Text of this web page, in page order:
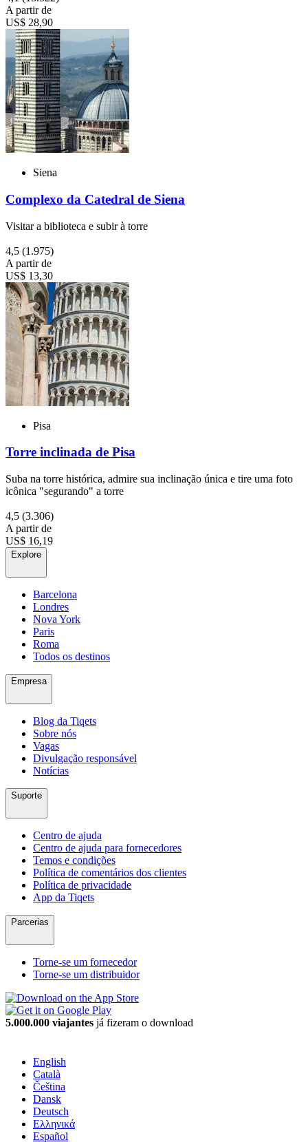
A partir de
US$ 28,90
Siena
Complexo da Catedral de Siena
Visitar a biblioteca e subir à torre
4,5 (1.975)
A partir de
US$ 13,30
Pisa
Torre inclinada de Pisa
Suba na torre histórica, admire sua inclinação única e tire uma foto
icônica "segurando" a torre
4,5 (3.306)
A partir de
US$ 16,19
Explore
Barcelona
Londres
Nova York
Paris
Roma
Todos os destinos
Empresa
Blog da Tiqets
Sobre nós
Vagas
Divulgação responsável
Notícias
Suporte
Centro de ajuda
Centro de ajuda para fornecedores
Temos e condições
Política de comentários dos clientes
Política de privacidade
App da Tiqets
Parcerias
Torne-se um fornecedor
Torne-se um distribuidor
5.000.000 viajantes já fizeram o download
English
Català
Čeština
Dansk
Deutsch
Ελληνικά
Español